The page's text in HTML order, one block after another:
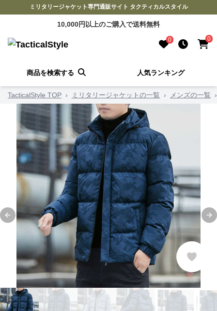
ミリタリージャケット専門通販サイト タクティカルスタイル
10,000円以上のご購入で送料無料
0 0
商品を検索する 人気ランキング
TacticalStyle TOP › ミリタリージャケットの一覧 › メンズの一覧 ›
Previous slide